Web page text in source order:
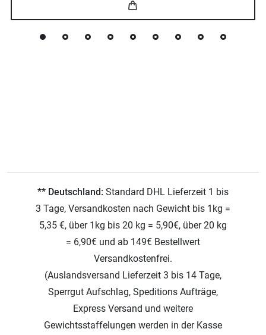
** Deutschland: Standard DHL Lieferzeit 1 bis
3 Tage, Versandkosten nach Gewicht bis 1kg =
5,35 €, über 1kg bis 20 kg = 5,90€, über 20 kg
= 6,90€ und ab 149€ Bestellwert
Versandkostenfrei.
(Auslandsversand Lieferzeit 3 bis 14 Tage,
Sperrgut Aufschlag, Speditions Aufträge,
Express Versand und weitere
Gewichtsstaffelungen werden in der Kasse